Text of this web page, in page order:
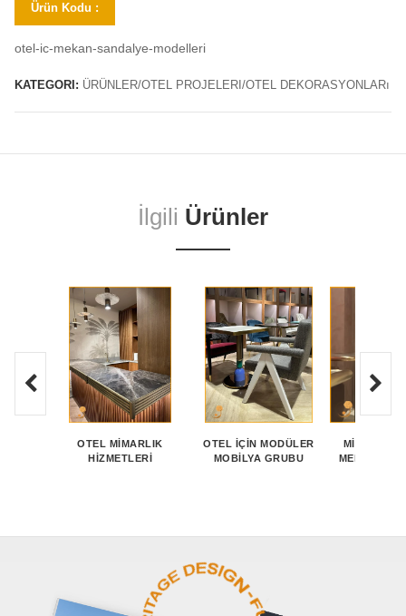
Ürün Kodu :
otel-ic-mekan-sandalye-modelleri
KATEGORI: ÜRÜNLER/OTEL PROJELERI/OTEL DEKORASYONLARı
İlgili Ürünler
OTEL MIMARLIK
HIZMETLERI
OTEL IÇIN MODÜLER
MOBILYA GRUBU
MEKAN